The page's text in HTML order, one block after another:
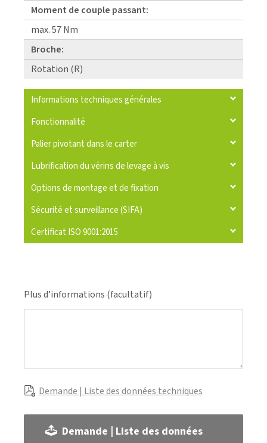
Moment de couple passant:
max. 57 Nm
Broche:
Rotation (R)
Informations techniques générales
Fonctionnalité
Palier pivotant dans le carter
Lubrification du vérins de levage à vis
Options de montage et de fixation
Sécurité et surveillance (SIFA)
Certificat ISO 9001:2015
Plus d’informations (facultatif)
Demande | Liste des données techniques
Demande | Liste des données